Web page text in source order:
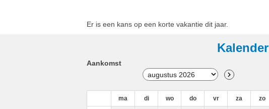
Er is een kans op een korte vakantie dit jaar.
Kalender
Aankomst
ma di wo do vr za zo